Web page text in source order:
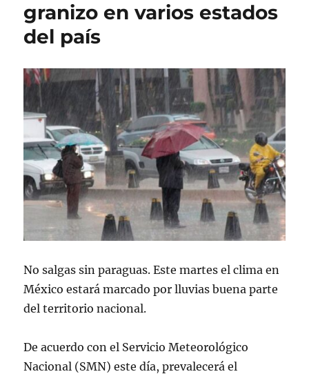
granizo en varios estados
del país
No salgas sin paraguas. Este martes el clima en
México estará marcado por lluvias buena parte
del territorio nacional.
De acuerdo con el Servicio Meteorológico
Nacional (SMN) este día, prevalecerá el